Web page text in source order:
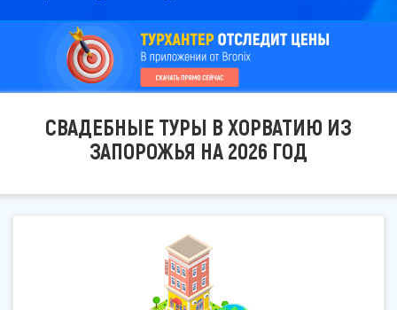
СВАДЕБНЫЕ ТУРЫ В ХОРВАТИЮ ИЗ
ЗАПОРОЖЬЯ НА 2026 ГОД